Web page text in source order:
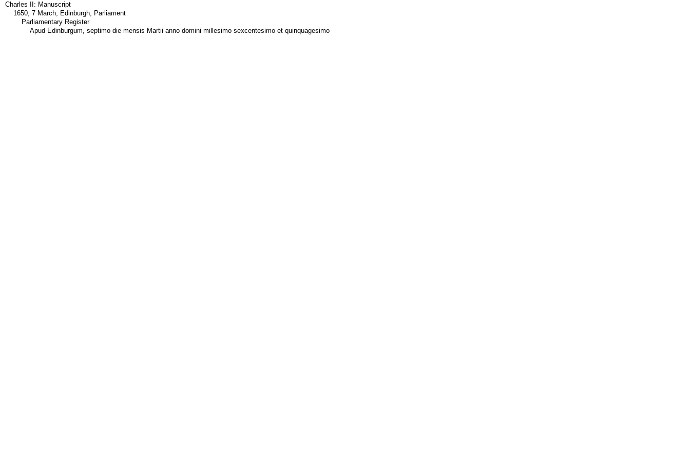
Charles II: Manuscript
1650, 7 March, Edinburgh, Parliament
Parliamentary Register
Apud Edinburgum, septimo die mensis Martii anno domini millesimo sexcentesimo et quinquagesimo